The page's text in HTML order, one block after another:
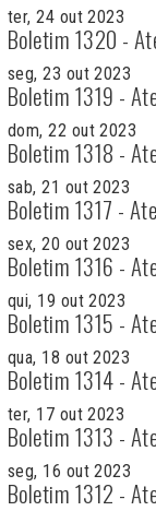
ter, 24 out 2023
Boletim 1320 -
seg, 23 out 2023
Boletim 1319 -
dom, 22 out 2023
Boletim 1318 -
sab, 21 out 2023
Boletim 1317 -
sex, 20 out 2023
Boletim 1316 -
qui, 19 out 2023
Boletim 1315 -
qua, 18 out 2023
Boletim 1314 -
ter, 17 out 2023
Boletim 1313 -
seg, 16 out 2023
Boletim 1312 -